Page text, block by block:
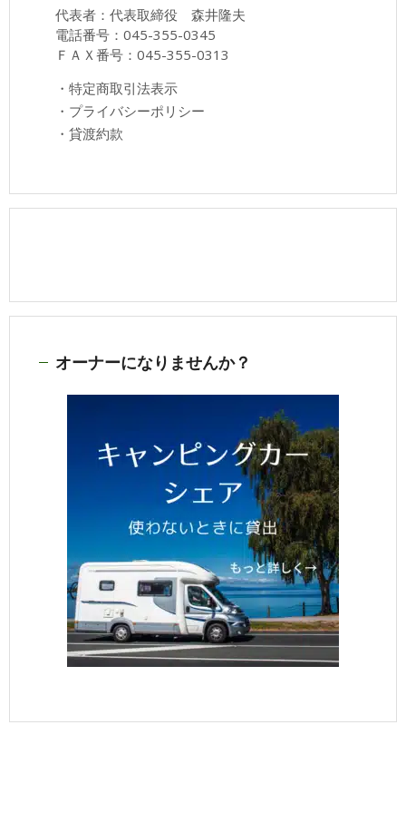
代表者：代表取締役 森井隆夫
電話番号：045-355-0345
ＦＡＸ番号：045-355-0313
・ 特定商取引法表示
・ プライバシーポリシー
・ 貸渡約款
オーナーになりませんか？